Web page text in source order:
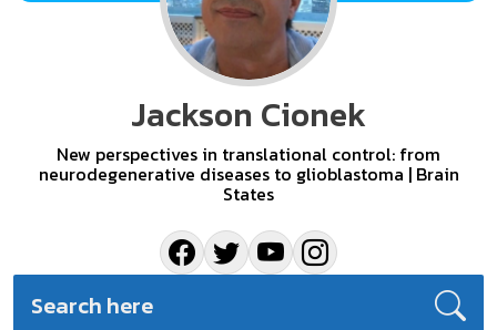
Jackson Cionek
New perspectives in translational control: from
neurodegenerative diseases to glioblastoma | Brain
States